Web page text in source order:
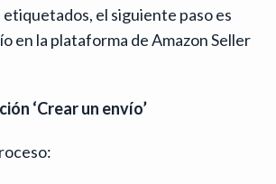
el siguiente paso es
en la plataforma de Amazon Seller
‘Crear un envío’